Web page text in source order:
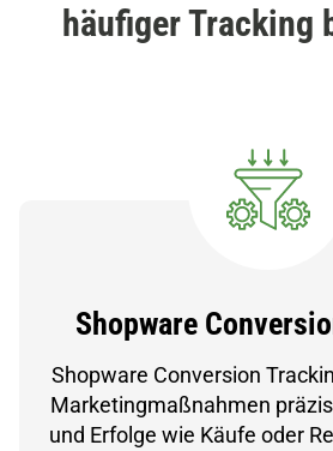
häufiger Tracking
Shopware
Shopware Conversion
Marketingmaßnahmen
und Erfolge wie Käufe oder